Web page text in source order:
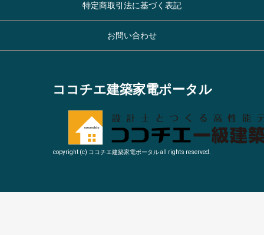
特定商取引法に基づく表記
お問い合わせ
ココチエ建築家電ポータル
copyright (c) ココチエ建築家電ポータル all rights reserved.